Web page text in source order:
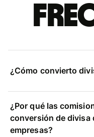
¿Cómo convierto
¿Por qué las
conversión de divisa
empresas?